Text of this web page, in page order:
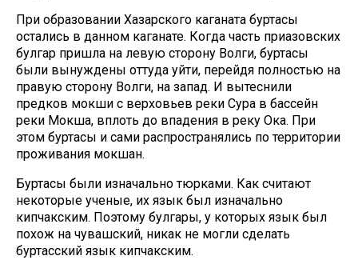
При образовании Хазарского каганата буртасы
остались в данном каганате. Когда часть приазовских
булгар пришла на левую сторону Волги, буртасы
были вынуждены оттуда уйти, перейдя полностью на
правую сторону Волги, на запад. И вытеснили
предков мокши с верховьев реки Сура в бассейн
реки Мокша, вплоть до впадения в реку Ока. При
этом буртасы и сами распространялись по территории
проживания мокшан.
Буртасы были изначально тюрками. Как считают
некоторые ученые, их язык был изначально
кипчакским. Поэтому булгары, у которых язык был
похож на чувашский, никак не могли сделать
буртасский язык кипчакским.